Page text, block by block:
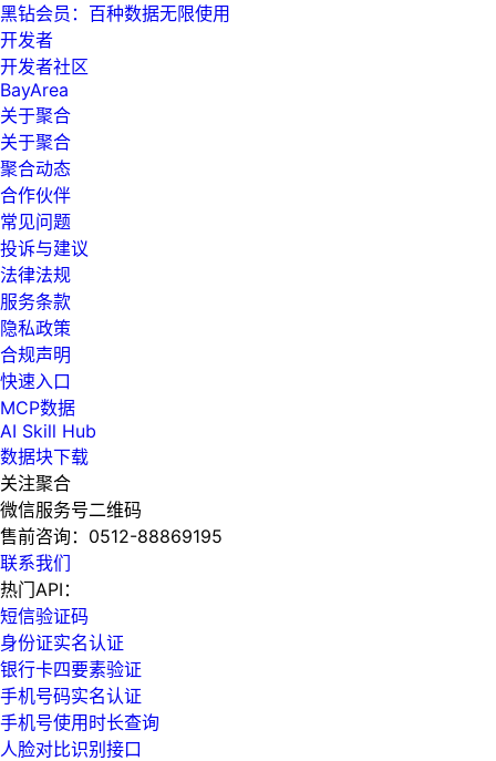
黑钻会员：百种数据无限使用
开发者
开发者社区
BayArea
关于聚合
关于聚合
聚合动态
合作伙伴
常见问题
投诉与建议
法律法规
服务条款
隐私政策
合规声明
快速入口
MCP数据
AI Skill Hub
数据块下载
关注聚合
微信服务号二维码
售前咨询： 0512-88869195
联系我们
热门API：
短信验证码
身份证实名认证
银行卡四要素验证
手机号码实名认证
手机号使用时长查询
人脸对比识别接口